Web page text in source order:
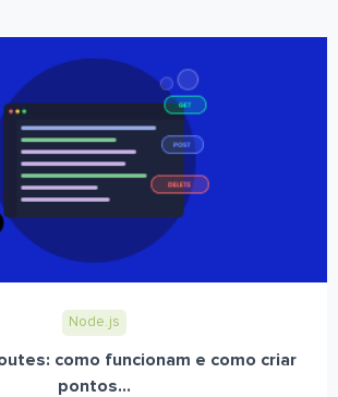
Node.js
como funcionam e como criar
pontos...